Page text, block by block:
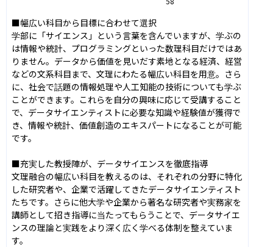
■幅広い科目から目標に合わせて選択
学部に「サイエンス」という言葉を含んでいますが、学ぶの
は情報や統計、プログラミングといった数理科目だけではあ
りません。データから価値を見いだす素地となる経済、経営
などの文系科目まで、文理にわたる幅広い科目を用意。さら
に、社会で話題の情報処理や人工知能の技術についても学ぶ
ことができます。これらを自分の興味に応じて受講すること
で、データサイエンティストに必要な知識や経験値が獲得で
き、情報や統計、価値創造のエキスパートになることが可能
です。
■充実した教授陣が、データサイエンスを徹底指導
文理融合の幅広い科目を教えるのは、それぞれの分野に特化
した研究者や、企業で活躍してきたデータサイエンティスト
たちです。さらに他大学や企業から著名な研究者や実務家を
講師として招き指導に当たってもらうことで、データサイエ
ンスの理論と実践をより深く広く学べる体制を整えていま
す。